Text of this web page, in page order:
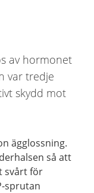
av hormonet
var tredje
skydd mot
ägglossning.
så att
svårt för
sprutan